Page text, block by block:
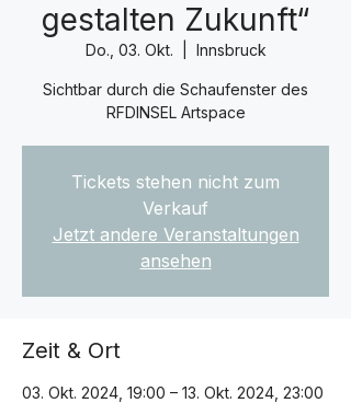
gestalten Zukunft“
Do., 03. Okt. Innsbruck
Sichtbar durch die Schaufenster des
RFDINSEL Artspace
Tickets stehen nicht zum
Verkauf
Jetzt andere Veranstaltungen
ansehen
Zeit & Ort
03. Okt. 2024, 19:00 – 13. Okt. 2024, 23:00